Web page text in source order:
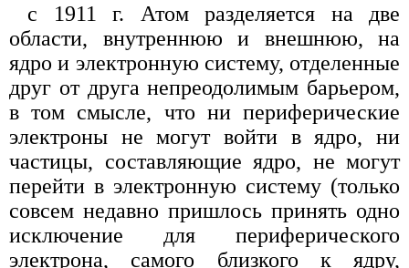
с 1911 г. Атом разделяется на две
области, внутреннюю и внешнюю, на
ядро и электронную систему, отделенные
друг от друга непреодолимым барьером,
в том смысле, что ни периферические
электроны не могут войти в ядро, ни
частицы, составляющие ядро, не могут
перейти в электронную систему (только
совсем недавно пришлось принять одно
исключение для периферического
электрона, самого близкого к ядру,